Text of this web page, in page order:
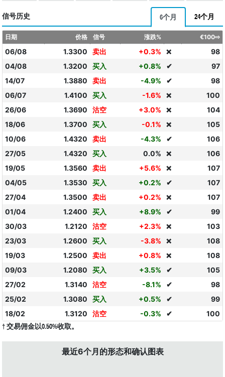
信号历史 6个月 24个月
日期 价格 信号 涨跌% €100⇨
06/08 1.3300 卖出 +0.3% ❌
98
04/08
1.3200 买入 +0.8% ✔
97
14/07
1.3880 卖出 -4.9% ✔
98
06/07
1.4100 买入 -1.6% ❌
100
26/06
1.3690 沽空 +3.0% ❌
104
18/06
1.3700 买入 -0.1% ❌
105
10/06
1.4320 卖出 -4.3% ✔
106
27/05
1.4320 买入 0.0% ❌
106
19/05
1.3560 卖出 +5.6% ❌
107
04/05
1.3530 买入 +0.2% ✔
107
27/04
1.3500 卖出 +0.2% ❌
107
01/04
1.2400 买入 +8.9% ✔
99
30/03
1.2120 沽空 +2.3% ❌
103
23/03
1.2600 买入 -3.8% ❌
108
19/03
1.2500 卖出 +0.8% ❌
108
09/03
1.2080 买入 +3.5% ✔
105
27/02
1.3140 沽空 -8.1% ✔
98
25/02
1.3080 买入 +0.5% ✔
99
18/02
1.3120 沽空 -0.3% ✔ 100
† 交易佣金以0.50%收取。
最近6个月的形态和确认图表